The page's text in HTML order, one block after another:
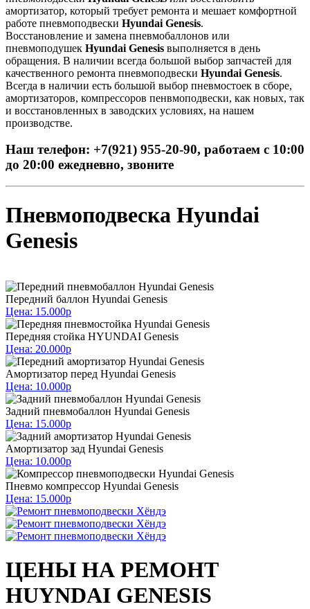
амортизатор, который требует ремонта и мешает комфортной
работе пневмоподвески Hyundai Genesis.
Восстановление и замена пневмобаллонов или
пневмоподушек Hyundai Genesis выполняется в день
обращения. В наличии всегда большой выбор запчастей для
качественного ремонта пневмоподвески Hyundai Genesis.
Всегда в наличии есть большой выбор пневмостоек в сборе,
амортизаторов, компрессоров пенвмоподвески, как новых, так
и восстановленных в заводских условиях, на нашем
производстве.
Наш телефон: +7(921) 955-20-90, работаем с 10:00
до 20:00 ежедневно, звоните
Пневмоподвеска Hyundai
Genesis
Передний баллон Hyundai Genesis
Цена: 15.000р
Передняя стойка HYUNDAI Genesis
Цена: 20.000р
Амортизатор перед Hyundai Genesis
Цена: 10.000р
Задний пневмобаллон Hyundai Genesis
Цена: 15.000р
Амортизатор зад Hyundai Genesis
Цена: 10.000р
Пневмо компрессор Hyundai Genesis
Цена: 15.000р
ЦЕНЫ НА РЕМОНТ
HUYNDAI GENESIS